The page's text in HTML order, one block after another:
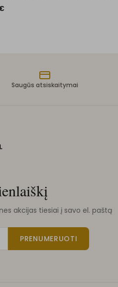
Saugūs atsiskaitymai
akcijas tiesiai į savo el. paštą
PRENUMERUOTI